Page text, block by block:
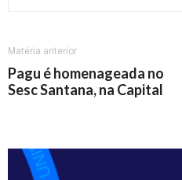
Matéria anterior
Pagu é homenageada no
Sesc Santana, na Capital